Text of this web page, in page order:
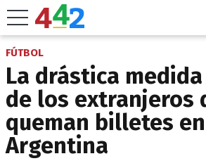
FÚTBOL
La drástica
de los extranjeros
queman billetes en
Argentina